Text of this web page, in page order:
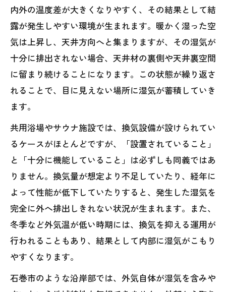
内外の温度差が大きくなりやすく、その結果として結
露が発生しやすい環境が生まれます。暖かく湿った空
気は上昇し、天井方向へと集まりますが、その湿気が
十分に排出されない場合、天井材の裏側や天井裏空間
に留まり続けることになります。この状態が繰り返さ
れることで、目に見えない場所に湿気が蓄積していき
ます。
共用浴場やサウナ施設では、換気設備が設けられてい
るケースがほとんどですが、「設置されていること」
と「十分に機能していること」は必ずしも同義ではあ
りません。換気量が想定より不足していたり、経年に
よって性能が低下していたりすると、発生した湿気を
完全に外へ排出しきれない状況が生まれます。また、
冬季など外気温が低い時期には、換気を抑える運用が
行われることもあり、結果として内部に湿気がこもり
やすくなります。
石巻市のような沿岸部では、外気自体が湿気を含みや